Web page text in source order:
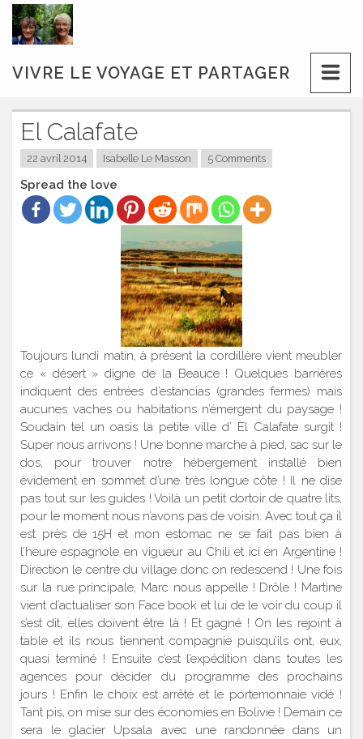
Skip
content
VIVRE LE VOYAGE ET PARTAGER
El Calafate
22 avril 2014 Isabelle Le Masson 5 Comments
Spread the love
Toujours lundi matin, à présent la cordillère vient meubler
ce « désert » digne de la Beauce ! Quelques barrières
indiquent des entrées d’estancias (grandes fermes) mais
aucunes vaches ou habitations n’émergent du paysage !
Soudain tel un oasis la petite ville d’ El Calafate surgit !
Super nous arrivons ! Une bonne marche à pied, sac sur le
dos, pour trouver notre hébergement installé bien
évidement en sommet d’une très longue côte ! Il ne dise
pas tout sur les guides ! Voilà un petit dortoir de quatre lits,
pour le moment nous n’avons pas de voisin. Avec tout ça il
est près de 15H et mon estomac ne se fait pas bien à
l’heure espagnole en vigueur au Chili et ici en Argentine !
Direction le centre du village donc on redescend ! Une fois
sur la rue principale, Marc nous appelle ! Drôle ! Martine
vient d’actualiser son Face book et lui de le voir du coup il
s’est dit, elles doivent être là ! Et gagné ! On les rejoint à
table et ils nous tiennent compagnie puisqu’ils ont, eux,
quasi terminé ! Ensuite c’est l’expédition dans toutes les
agences pour décider du programme des prochains
jours ! Enfin le choix est arrêté et le portemonnaie vidé !
Tant pis, on mise sur des économies en Bolivie ! Demain ce
sera le glacier Upsala avec une randonnée dans un